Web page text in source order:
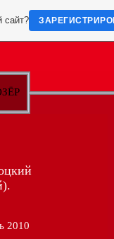
2010
сайт?